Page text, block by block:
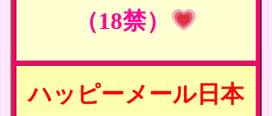
（18禁）
ハッピーメール日本